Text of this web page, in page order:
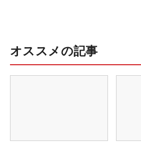
オススメの記事